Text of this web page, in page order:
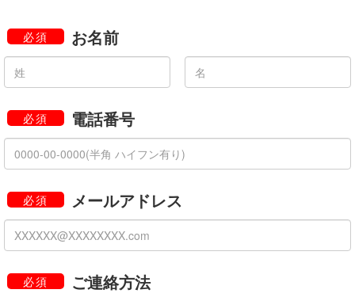
必須 お名前
必須 電話番号
必須 メールアドレス
必須 ご連絡方法